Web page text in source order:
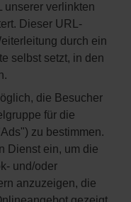
unserer verlinkten
Dieser URL-
durch ein
selbst setzt, in den
die Besucher
für die
zu bestimmen.
Dienst ein, um die
und/oder
anzuzeigen, die